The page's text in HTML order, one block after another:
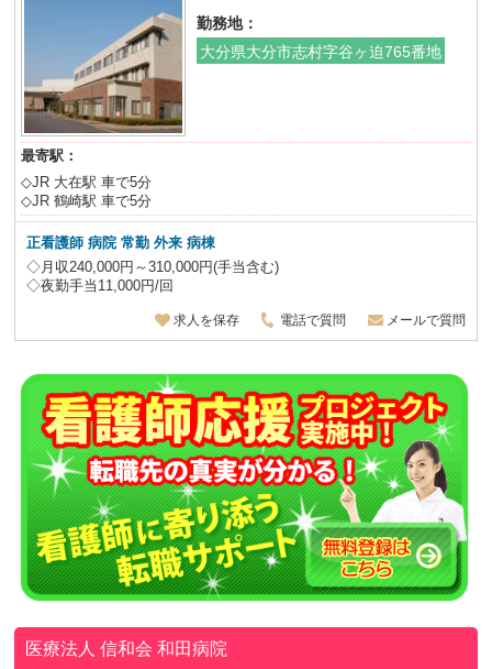
勤務地：
大分県大分市志村字谷ヶ迫765番地
最寄駅：
◇JR 大在駅 車で5分
◇JR 鶴崎駅 車で5分
正看護師 病院 常勤 外来 病棟
◇月収240,000円～310,000円(手当含む)
◇夜勤手当11,000円/回
求人を保存 電話で質問 メールで質問
医療法人 信和会和田病院